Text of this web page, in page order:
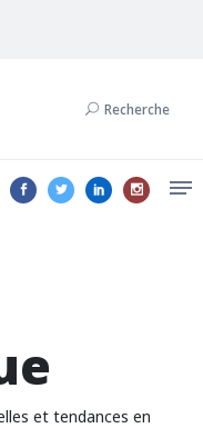
Recherche
et tendances en